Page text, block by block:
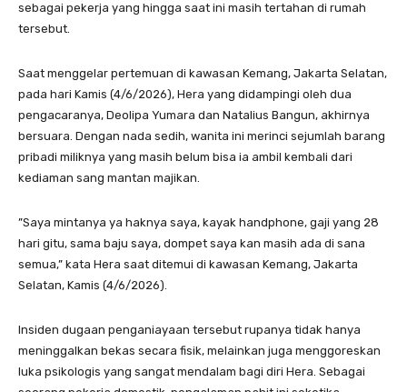
sebagai pekerja yang hingga saat ini masih tertahan di rumah
tersebut.
​Saat menggelar pertemuan di kawasan Kemang, Jakarta Selatan,
pada hari Kamis (4/6/2026), Hera yang didampingi oleh dua
pengacaranya, Deolipa Yumara dan Natalius Bangun, akhirnya
bersuara. Dengan nada sedih, wanita ini merinci sejumlah barang
pribadi miliknya yang masih belum bisa ia ambil kembali dari
kediaman sang mantan majikan.
​”Saya mintanya ya haknya saya, kayak handphone, gaji yang 28
hari gitu, sama baju saya, dompet saya kan masih ada di sana
semua,” kata Hera saat ditemui di kawasan Kemang, Jakarta
Selatan, Kamis (4/6/2026).
​Insiden dugaan penganiayaan tersebut rupanya tidak hanya
meninggalkan bekas secara fisik, melainkan juga menggoreskan
luka psikologis yang sangat mendalam bagi diri Hera. Sebagai